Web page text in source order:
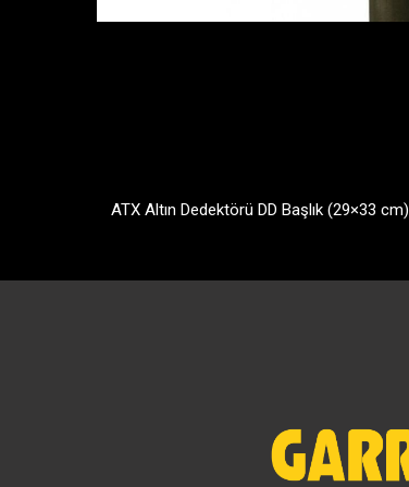
ATX Altın Dedektörü DD Başlık (29×33 cm)